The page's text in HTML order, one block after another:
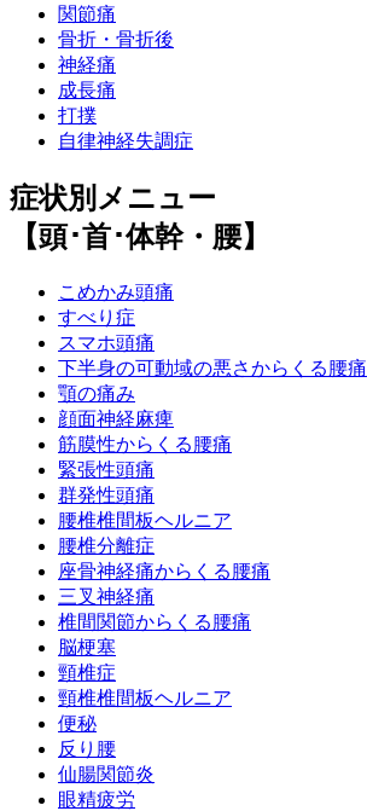
関節痛
骨折・骨折後
神経痛
成長痛
打撲
自律神経失調症
症状別メニュー
【頭･首･体幹・腰】
こめかみ頭痛
すべり症
スマホ頭痛
下半身の可動域の悪さからくる腰痛
顎の痛み
顔面神経麻痺
筋膜性からくる腰痛
緊張性頭痛
群発性頭痛
腰椎椎間板ヘルニア
腰椎分離症
座骨神経痛からくる腰痛
三叉神経痛
椎間関節からくる腰痛
脳梗塞
頸椎症
頸椎椎間板ヘルニア
便秘
反り腰
仙腸関節炎
眼精疲労